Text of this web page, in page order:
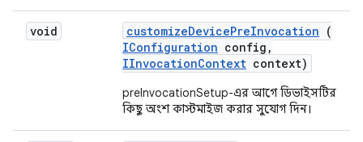
void customizeDevicePreInvocation (
IConfiguration config ,
IInvocationContext context)
preInvocationSetup-এর আগে ডিভাইসটির
কিছু অংশ কাস্টমাইজ করার সুযোগ দিন।